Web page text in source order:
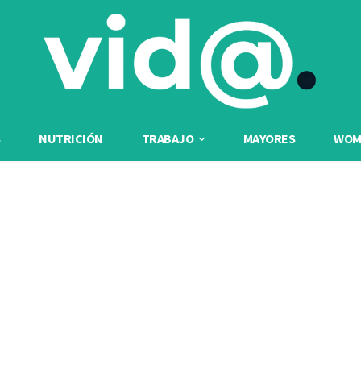
NUTRICIÓN TRABAJO MAYORES